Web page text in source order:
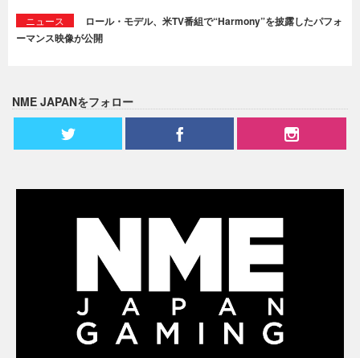
ニュース
ロール・モデル、米TV番組で“Harmony”を披露したパフォ
ーマンス映像が公開
NME JAPANをフォロー